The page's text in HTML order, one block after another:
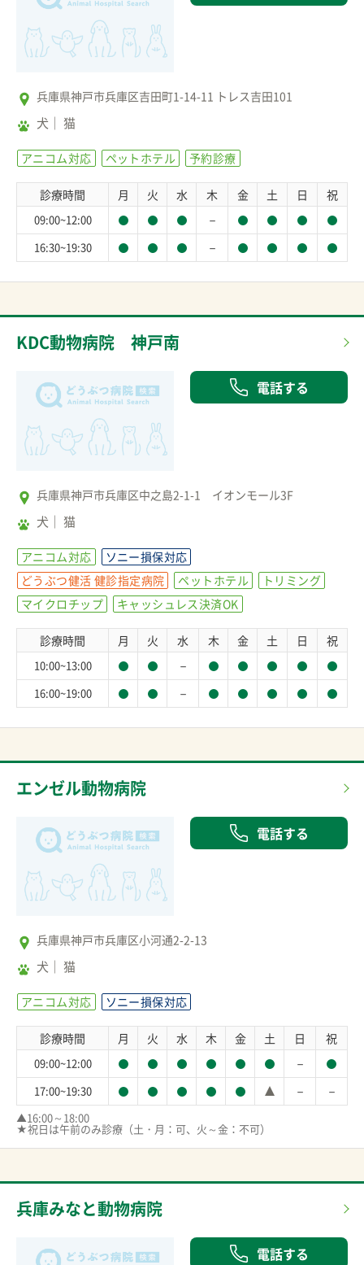
兵庫県神戸市兵庫区吉田町1-14-11 トレス吉田101
犬 猫
アニコム対応 ペットホテル 予約診療
診療時間 月 火 水 木 金 土 日 祝
09:00~12:00 －
16:30~19:30 －
KDC動物病院 神戸南
電話する
兵庫県神戸市兵庫区中之島2-1-1 イオンモール3F
犬 猫
アニコム対応
ソニー損保対応
どうぶつ健活 健診指定病院
ペットホテル
トリミング
マイクロチップ
キャッシュレス決済OK
診療時間 月 火 水 木 金 土 日 祝
10:00~13:00 －
16:00~19:00 －
エンゼル動物病院
電話する
兵庫県神戸市兵庫区小河通2-2-13
犬 猫
アニコム対応 ソニー損保対応
診療時間 月 火 水 木 金 土 日 祝
09:00~12:00 －
17:00~19:30 － －
▲16:00～18:00
★祝日は午前のみ診療（土・月：可、火～金：不可）
兵庫みなと動物病院
電話する